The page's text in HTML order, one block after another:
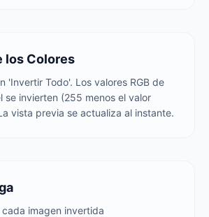
los Colores
'Invertir Todo'. Los valores RGB de
se invierten (255 menos el valor
vista previa se actualiza al instante.
imagen invertida